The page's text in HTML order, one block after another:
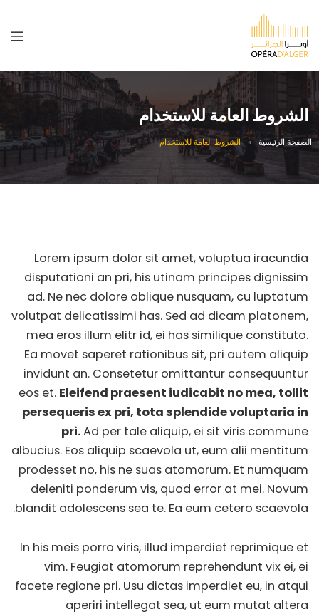
الشروط العامة للاستخدام
الصفحة الرئيسية الشروط العامة للاستخدام
Lorem ipsum dolor sit amet, voluptua iracundia
disputationi an pri, his utinam principes dignissim
ad. Ne nec dolore oblique nusquam, cu luptatum
volutpat delicatissimi has. Sed ad dicam platonem,
mea eros illum elitr id, ei has similique constituto.
Ea movet saperet rationibus sit, pri autem aliquip
invidunt an. Consetetur omittantur consequuntur
eos et. Eleifend praesent iudicabit no mea, tollit
persequeris ex pri, tota splendide voluptaria in
pri.Ad per tale aliquip, ei sit viris commune
albucius. Eos aliquip scaevola ut, eum alii mentitum
prodesset no, his ne suas atomorum. Et numquam
deleniti ponderum vis, quod error at mei. Novum
blandit adolescens sea te. Ea eum cetero scaevola.
In his meis porro viris, illud imperdiet reprimique et
vim. Feugiat atomorum reprehendunt vix ei, ei
facete regione pri. Usu dictas imperdiet eu, in atqui
aperiri intellegat sea, ut eum mutat altera